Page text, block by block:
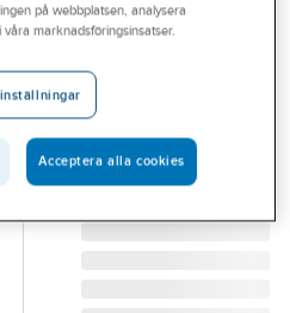
WELAND
Bricka, Weland
Stål
BRICKA M10 RFR (
XBR1000 )
Artikelnummer:
XBR1000
på webbplatsen, analysera
marknadsföringsinsatser.
Acceptera alla cookies